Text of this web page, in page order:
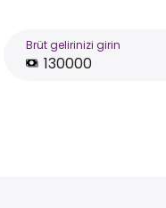
Brüt gelirinizi girin